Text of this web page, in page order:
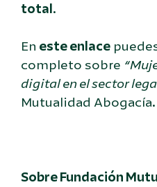
total.
En este enlace
completo sobre
digital en el sector
Mutualidad Abogacía.
Sobre Fundación